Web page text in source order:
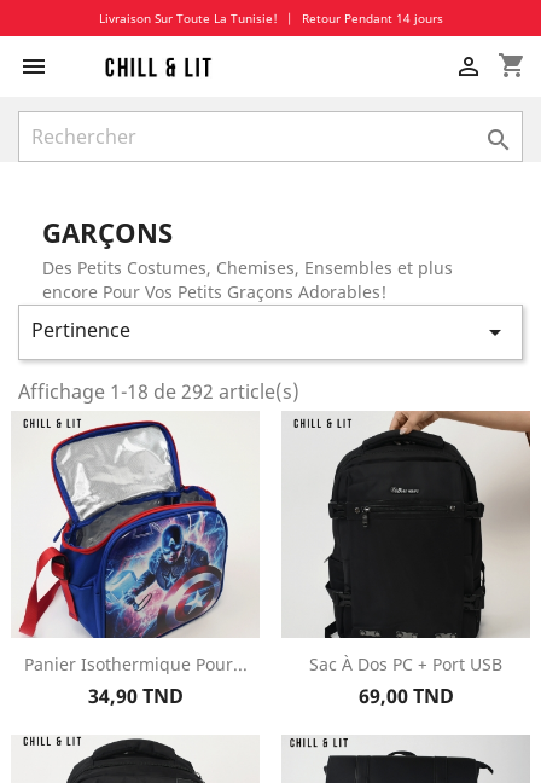
Livraison Sur Toute La Tunisie! | Retour Pendant 14 jours
 shopping_cart


GARÇONS
Des Petits Costumes, Chemises, Ensembles et plus
encore Pour Vos Petits Graçons Adorables!
Pertinence 
Affichage 1-18 de 292 article(s)
Panier Isothermique Pour...
Prix
34,90 TND
Sac À Dos PC + Port USB
Prix
69,00 TND